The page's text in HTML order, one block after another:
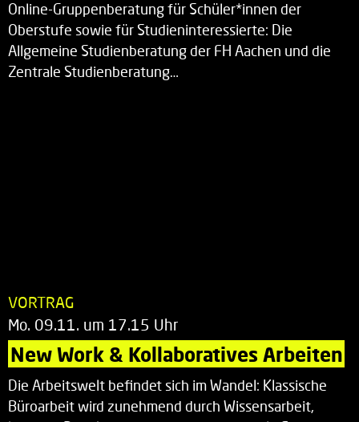
Online-Gruppenberatung für Schüler*innen der
Oberstufe sowie für Studieninteressierte: Die
Allgemeine Studienberatung der FH Aachen und die
Zentrale Studienberatung…
VORTRAG
Mo. 09.11. um 17.15 Uhr
New Work & Kollaboratives Arbeiten
Die Arbeitswelt befindet sich im Wandel: Klassische
Büroarbeit wird zunehmend durch Wissensarbeit,